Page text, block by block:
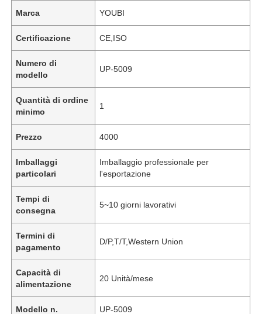
Marca YOUBI
Certificazione CE,ISO
Numero di
modello
UP-5009
Quantità di ordine
minimo
1
Prezzo 4000
Imballaggi
particolari
Imballaggio professionale per
l'esportazione
Tempi di
consegna
5~10 giorni lavorativi
Termini di
pagamento
D/P,T/T,Western Union
Capacità di
alimentazione
20 Unità/mese
Modello n. UP-5009